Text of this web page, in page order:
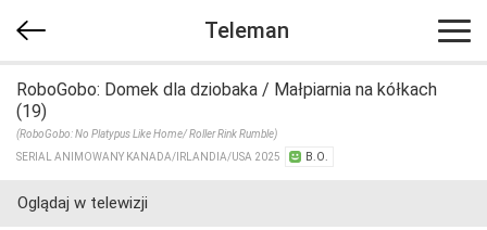
Teleman
RoboGobo: Domek dla dziobaka / Małpiarnia na kółkach
(19)
(RoboGobo: No Platypus Like Home/ Roller Rink Rumble)
SERIAL ANIMOWANY KANADA/​IRLANDIA/​USA 2025
B.O.
Oglądaj w telewizji